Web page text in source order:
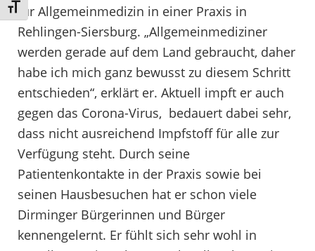
Schrift vergrößern
für Allgemeinmedizin in einer Praxis in
Rehlingen-Siersburg. „Allgemeinmediziner
werden gerade auf dem Land gebraucht, daher
habe ich mich ganz bewusst zu diesem Schritt
entschieden“, erklärt er. Aktuell impft er auch
gegen das Corona-Virus, bedauert dabei sehr,
dass nicht ausreichend Impfstoff für alle zur
Verfügung steht. Durch seine
Patientenkontakte in der Praxis sowie bei
seinen Hausbesuchen hat er schon viele
Dirminger Bürgerinnen und Bürger
kennengelernt. Er fühlt sich sehr wohl in